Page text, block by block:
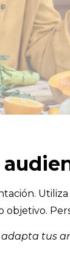
adapta tus